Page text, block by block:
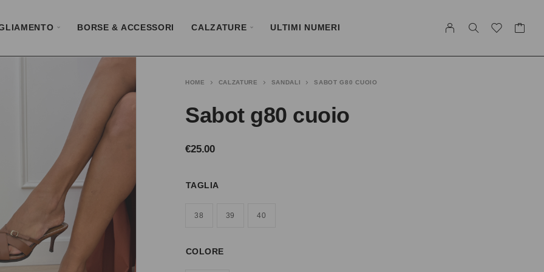
BORSE & ACCESSORI CALZATURE ULTIMI NUMERI
HOME CALZATURE SANDALI SABOT G80 CUOIO
Sabot g80 cuoio
€25.00
TAGLIA
38 39 40
COLORE